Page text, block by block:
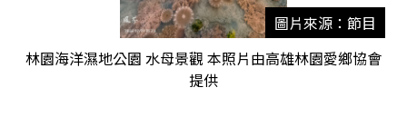
圖片來源：節目
林園海洋濕地公園 水母景觀 本照片由高雄林園愛鄉協會
提供